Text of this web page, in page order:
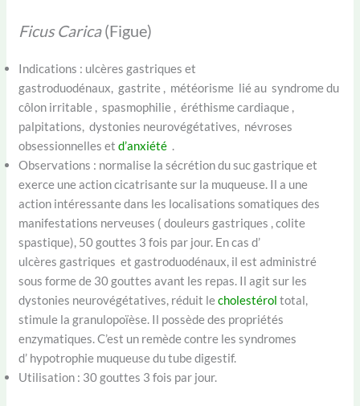
Ficus Carica(Figue)
Indications : ulcères gastriques et
gastroduodénaux, gastrite , météorisme lié au syndrome du
côlon irritable , spasmophilie , éréthisme cardiaque ,
palpitations, dystonies neurovégétatives, névroses
obsessionnelles etd’anxiété
Observations : normalise la sécrétion du suc gastrique et
exerce une action cicatrisante sur la muqueuse. Il a une
action intéressante dans les localisations somatiques des
manifestations nerveuses ( douleurs gastriques , colite
spastique), 50 gouttes 3 fois par jour. En cas d’
ulcères gastriques et gastroduodénaux, il est administré
sous forme de 30 gouttes avant les repas. Il agit sur les
dystonies neurovégétatives, réduit lecholestéroltotal,
stimule la granulopoïèse. Il possède des propriétés
enzymatiques. C’est un remède contre les syndromes
d’ hypotrophie muqueuse du tube digestif.
Utilisation : 30 gouttes 3 fois par jour.